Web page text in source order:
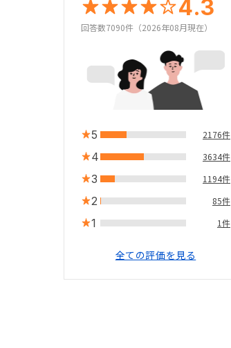
4.3
回答数7090件（2026年08月現在）
5 2176件
4 3634件
3 1194件
2 85件
1 1件
全ての評価を見る